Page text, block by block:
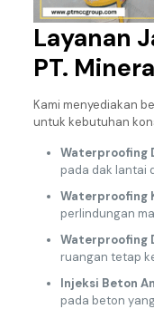
Layanan
PT.
Kami menyediakan
untuk kebutuhan
Waterproofing
pada dak lantai
Waterproofing
perlindungan
Waterproofing
ruangan tetap
Injeksi Beton
pada beton